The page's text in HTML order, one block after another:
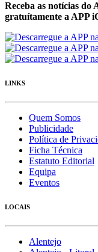
Receba as notícias do
gratuítamente a APP
LINKS
Quem Somos
Publicidade
Política de
Ficha Técnica
Estatuto Editorial
Equipa
Eventos
LOCAIS
Alentejo